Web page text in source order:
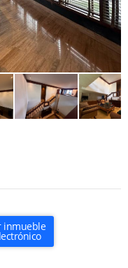
inmueble